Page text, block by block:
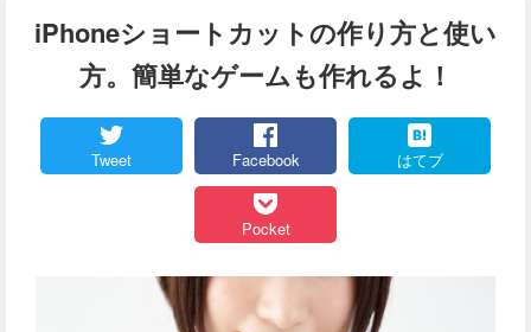
iPhoneショートカットの作り方と使い
方。簡単なゲームも作れるよ！
Tweet Facebook はてブ
Pocket